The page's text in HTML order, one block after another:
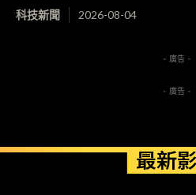
科技新聞 2026-08-04
- 廣告 -
- 廣告 -
最新